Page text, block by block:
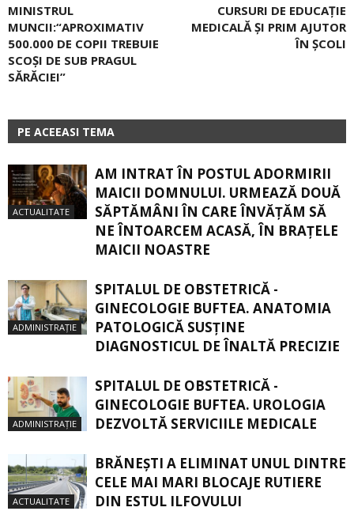
MINISTRUL
MUNCII:“APROXIMATIV
500.000 DE COPII TREBUIE
SCOȘI DE SUB PRAGUL
SĂRĂCIEI”
CURSURI DE EDUCAȚIE
MEDICALĂ ȘI PRIM AJUTOR
ÎN ȘCOLI
PE ACEEASI TEMA
ACTUALITATE
AM INTRAT ÎN POSTUL ADORMIRII
MAICII DOMNULUI. URMEAZĂ DOUĂ
SĂPTĂMÂNI ÎN CARE ÎNVĂŢĂM SĂ
NE ÎNTOARCEM ACASĂ, ÎN BRAŢELE
MAICII NOASTRE
ADMINISTRAȚIE
SPITALUL DE OBSTETRICĂ -
GINECOLOGIE BUFTEA. ANATOMIA
PATOLOGICĂ SUSŢINE
DIAGNOSTICUL DE ÎNALTĂ PRECIZIE
ADMINISTRAȚIE
SPITALUL DE OBSTETRICĂ -
GINECOLOGIE BUFTEA. UROLOGIA
DEZVOLTĂ SERVICIILE MEDICALE
ACTUALITATE
BRĂNEȘTI A ELIMINAT UNUL DINTRE
CELE MAI MARI BLOCAJE RUTIERE
DIN ESTUL ILFOVULUI